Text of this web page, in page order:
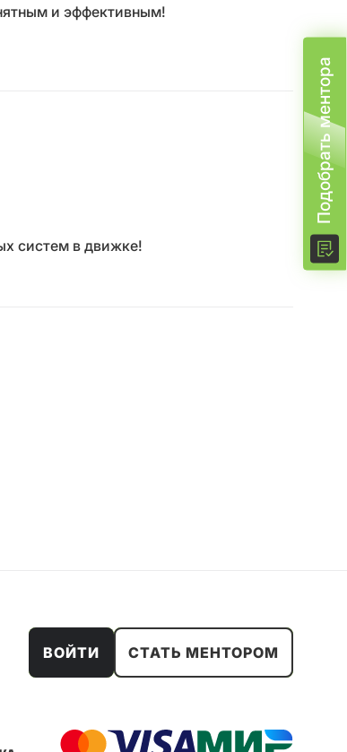
Подобрать ментора
и эффективным!
систем в движке!
ВОЙТИ СТАТЬ МЕНТОРОМ